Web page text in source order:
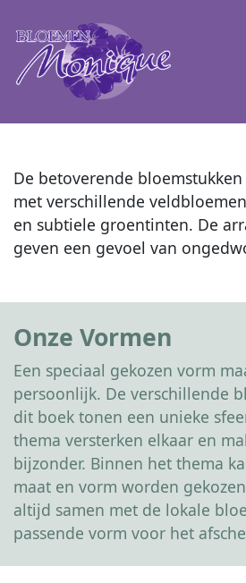
De betoverende
met verschillende
en subtiele groentinten. De
geven een gevoel van
Onze Vormen
Een speciaal gekozen vorm
persoonlijk. De verschillende
dit boek tonen een unieke
thema versterken elkaar en
bijzonder. Binnen het thema
maat en vorm worden
altijd samen met de lokale
passende vorm voor het